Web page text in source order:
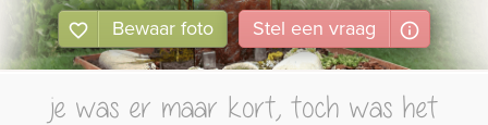
Bewaar foto Stel een vraag
je was er maar kort, toch was het